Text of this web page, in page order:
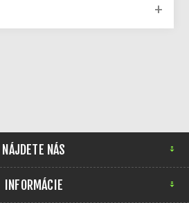
NÁJDETE NÁS
INFORMÁCIE